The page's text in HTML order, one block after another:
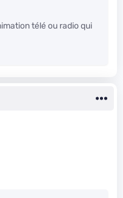
télé ou radio qui